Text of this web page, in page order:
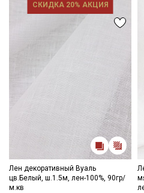
СКИДКА 20% АКЦИЯ
Лен декоративный Вуаль
цв.Белый, ш.1.5м, лен-100%, 90гр/
м.кв